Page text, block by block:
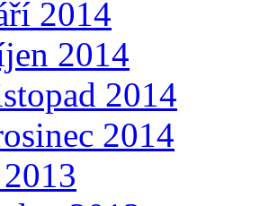
2014
2014
2014
2014